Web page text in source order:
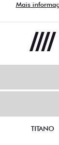
Mais
TITANO